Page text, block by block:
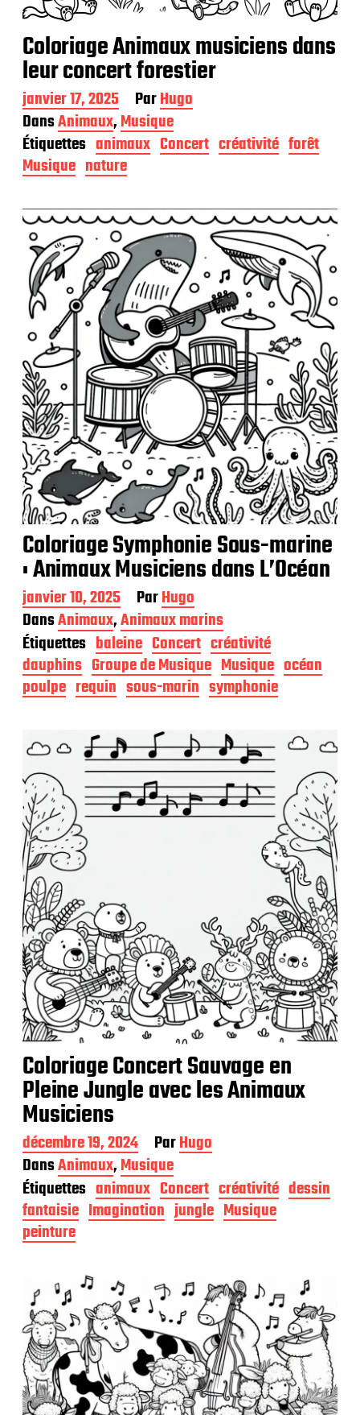
Coloriage Animaux musiciens dans
leur concert forestier
D
a
t
e
d
e
u
b
c
a
o
n
janvier 17, 2025 ParHugo
DansAnimaux,Musique
Étiquettes animaux Concert créativité forêt
Musique nature
Coloriage Symphonie Sous-marine
: Animaux Musiciens dans L’Océan
D
a
t
e
d
e
p
c
a
t
i
o
n
janvier 10, 2025 ParHugo
DansAnimaux,Animaux marins
Étiquettes baleine Concert créativité
dauphins Groupe de Musique Musique océan
poulpe requin sous-marin symphonie
Coloriage Concert Sauvage en
Pleine Jungle avec les Animaux
Musiciens
D
a
t
e
d
e
p
c
a
t
i
o
n
décembre 19, 2024 ParHugo
DansAnimaux,Musique
Étiquettes animaux Concert créativité dessin
fantaisie Imagination jungle Musique
peinture